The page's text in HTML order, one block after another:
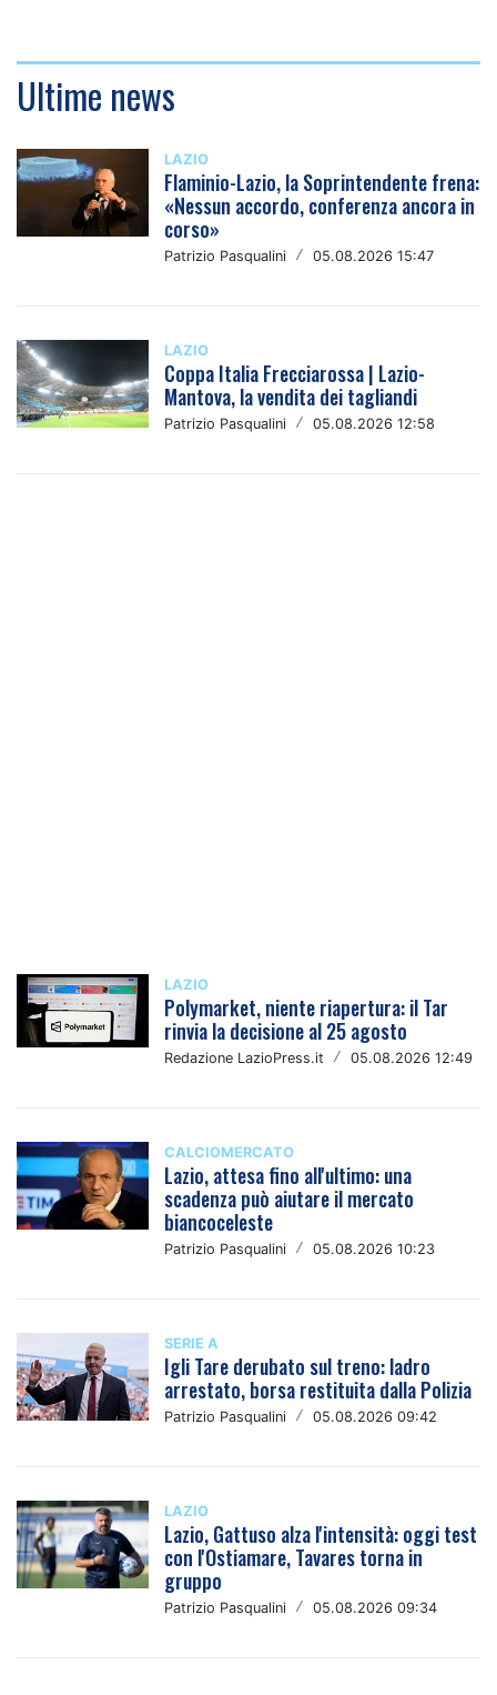
Ultime news
LAZIO
Flaminio-Lazio, la Soprintendente frena:
«Nessun accordo, conferenza ancora in
corso»
Patrizio Pasqualini / 05.08.2026 15:47
LAZIO
Coppa Italia Frecciarossa | Lazio-
Mantova, la vendita dei tagliandi
Patrizio Pasqualini / 05.08.2026 12:58
LAZIO
Polymarket, niente riapertura: il Tar
rinvia la decisione al 25 agosto
Redazione LazioPress.it / 05.08.2026 12:49
CALCIOMERCATO
Lazio, attesa fino all'ultimo: una
scadenza può aiutare il mercato
biancoceleste
Patrizio Pasqualini / 05.08.2026 10:23
SERIE A
Igli Tare derubato sul treno: ladro
arrestato, borsa restituita dalla Polizia
Patrizio Pasqualini / 05.08.2026 09:42
LAZIO
Lazio, Gattuso alza l'intensità: oggi test
con l'Ostiamare, Tavares torna in
gruppo
Patrizio Pasqualini / 05.08.2026 09:34